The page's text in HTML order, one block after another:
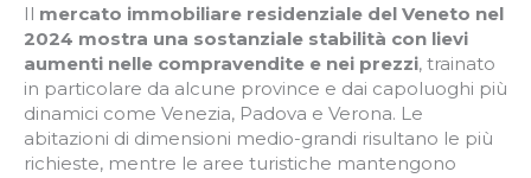
Il mercato immobiliare residenziale del Veneto nel
2024 mostra una sostanziale stabilità con lievi
aumenti nelle compravendite e nei prezzi, trainato
in particolare da alcune province e dai capoluoghi più
dinamici come Venezia, Padova e Verona. Le
abitazioni di dimensioni medio-grandi risultano le più
richieste, mentre le aree turistiche mantengono